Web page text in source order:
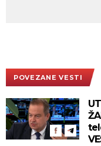
POVEZANE VESTI